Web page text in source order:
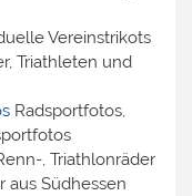
Vereinstrikots
Triathleten und
Radsportfotos,
, Triathlonräder
aus Südhessen